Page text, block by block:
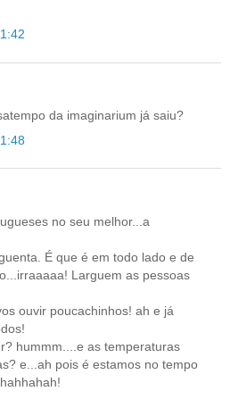
da imaginarium já saiu?
no seu melhor...a
É que é em todo lado e de
Larguem as pessoas
ouvir poucachinhos! ah e já
hummm....e as temperaturas
e...ah pois é estamos no tempo